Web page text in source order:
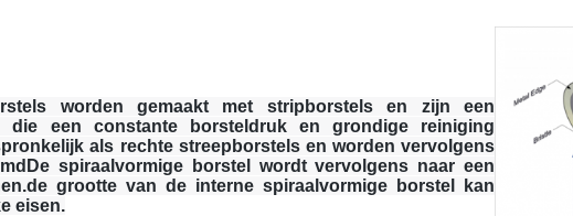
worden gemaakt met stripborstels en zijn een
die een constante borsteldruk en grondige reiniging
als rechte streepborstels en worden vervolgens
spiraalvormige borstel wordt vervolgens naar een
grootte van de interne spiraalvormige borstel kan
eisen.